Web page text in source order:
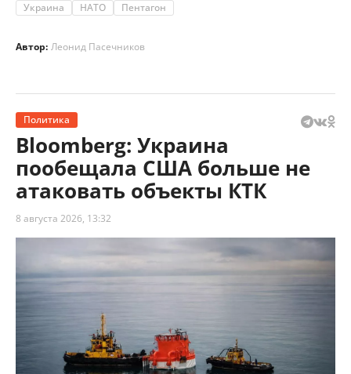
Украина НАТО Пентагон
Автор: Леонид Пасечников
Политика
Bloomberg: Украина
пообещала США больше не
атаковать объекты КТК
8 августа 2026, 13:32